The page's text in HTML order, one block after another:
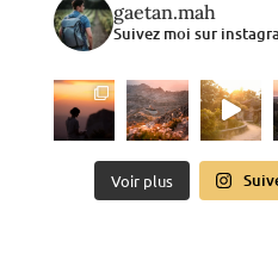
gaetan.mah
Suivez moi sur
Voir plus